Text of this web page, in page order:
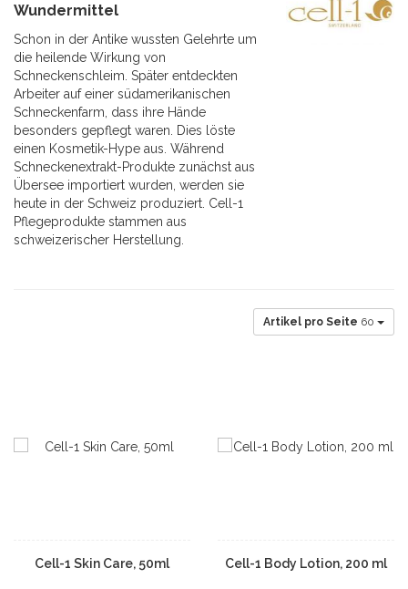
Wundermittel
Schon in der Antike wussten Gelehrte um
die heilende Wirkung von
Schneckenschleim. Später entdeckten
Arbeiter auf einer südamerikanischen
Schneckenfarm, dass ihre Hände
besonders gepflegt waren. Dies löste
einen Kosmetik-Hype aus. Während
Schneckenextrakt-Produkte zunächst aus
Übersee importiert wurden, werden sie
heute in der Schweiz produziert. Cell-1
Pflegeprodukte stammen aus
schweizerischer Herstellung.
Artikel pro Seite 60
Cell-1 Skin Care, 50ml Cell-1 Body Lotion, 200 ml